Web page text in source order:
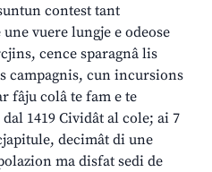
contest tant
vuere lungje e odeose
cence sparagnâ lis
campagnis, cun incursions
fâju colâ te fam e te
1419 Cividât al cole; ai 7
decimât di une
ma disfat sedi de